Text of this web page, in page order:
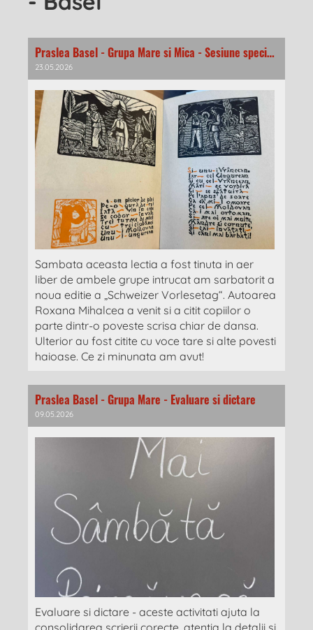
Praslea Basel - Grupa Mare si Mica - Sesiune speciala
23.05.2026
Sambata aceasta lectia a fost tinuta in aer
liber de ambele grupe intrucat am sarbatorit a
noua editie a „Schweizer Vorlesetag“. Autoarea
Roxana Mihalcea a venit si a citit copiilor o
parte dintr-o poveste scrisa chiar de dansa.
Ulterior au fost citite cu voce tare si alte povesti
haioase. Ce zi minunata am avut!
Praslea Basel - Grupa Mare - Evaluare si dictare
09.05.2026
Evaluare si dictare - aceste activitati ajuta la
consolidarea scrierii corecte, atentia la detalii si